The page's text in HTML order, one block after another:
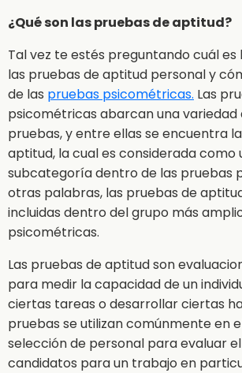
¿Qué son las pruebas de aptitud?
Tal vez te estés preguntando cuál es
las pruebas de aptitud personal y
de las pruebas psicométricas. Las
psicométricas abarcan una variedad
pruebas, y entre ellas se encuentra
aptitud, la cual es considerada como
subcategoría dentro de las pruebas
otras palabras, las pruebas de
incluidas dentro del grupo más
psicométricas.
Las pruebas de aptitud son
para medir la capacidad de un
ciertas tareas o desarrollar ciertas
pruebas se utilizan comúnmente en
selección de personal para evaluar
candidatos para un trabajo en